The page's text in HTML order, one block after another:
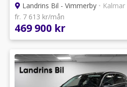
Landrins Bil - Vimmerby • Kalmar
fr. 7 613 kr/mån
469 900 kr